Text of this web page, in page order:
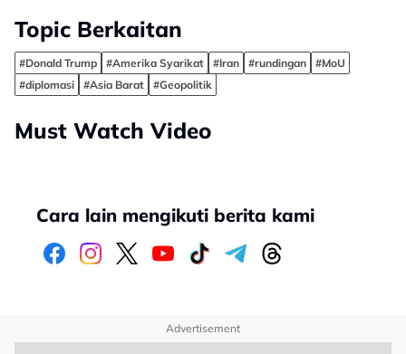
Topic Berkaitan
#Donald Trump #Amerika Syarikat #Iran #rundingan
#MoU
#diplomasi
#Asia Barat #Geopolitik
Must Watch Video
Cara lain mengikuti berita kami
Advertisement